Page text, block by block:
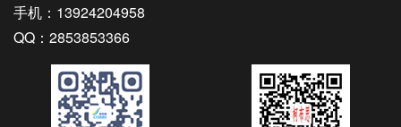
手机：13924204958
QQ：2853853366